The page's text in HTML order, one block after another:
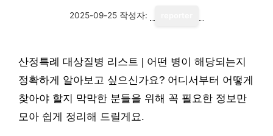
2025-09-25 작성자:
산정특례 대상질병 리스트 | 어떤 병이 해당되는지
정확하게 알아보고 싶으신가요? 어디서부터 어떻게
찾아야 할지 막막한 분들을 위해 꼭 필요한 정보만
모아 쉽게 정리해 드릴게요.